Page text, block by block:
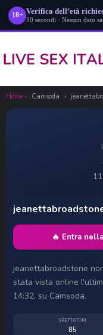
18+ Verifica dell’età
30 secondi · Nessun dato
contenuto
Home › Camsoda ›
🔥 Entra
jeanettabroadstone
stata vista online
14:32, su Camsoda.
SPETTATORI
85